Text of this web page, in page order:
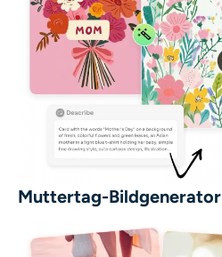
Muttertag-Bildgenerator